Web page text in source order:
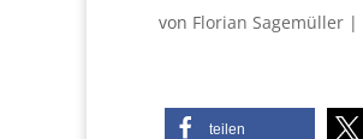
von Florian Sagemüller |
teilen